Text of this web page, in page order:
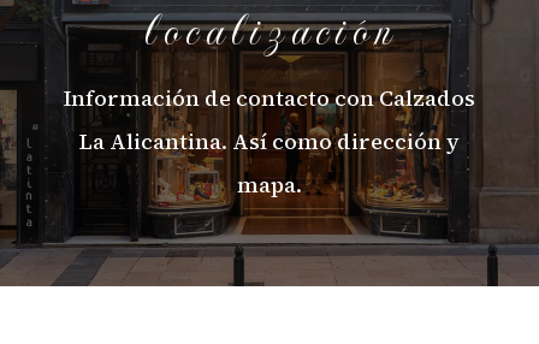
localización
Información de contacto con Calzados
La Alicantina. Así como dirección y
mapa.